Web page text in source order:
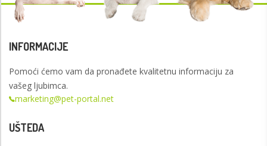
INFORMACIJE
Pomoći ćemo vam da pronađete kvalitetnu informaciju za
vašeg ljubimca.
marketing@pet-portal.net
UŠTEDA